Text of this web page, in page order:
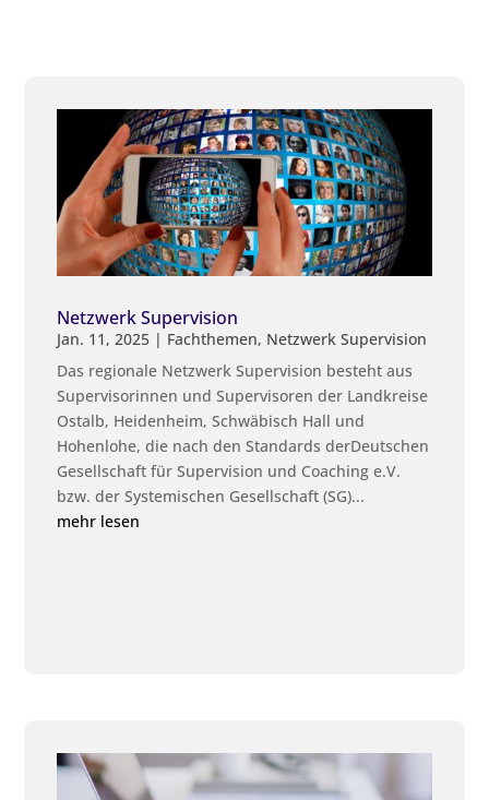
Netzwerk Supervision
Jan. 11, 2025 | Fachthemen, Netzwerk Supervision
Das regionale Netzwerk Supervision besteht aus
Supervisorinnen und Supervisoren der Landkreise
Ostalb, Heidenheim, Schwäbisch Hall und
Hohenlohe, die nach den Standards derDeutschen
Gesellschaft für Supervision und Coaching e.V.
bzw. der Systemischen Gesellschaft (SG)...
mehr lesen